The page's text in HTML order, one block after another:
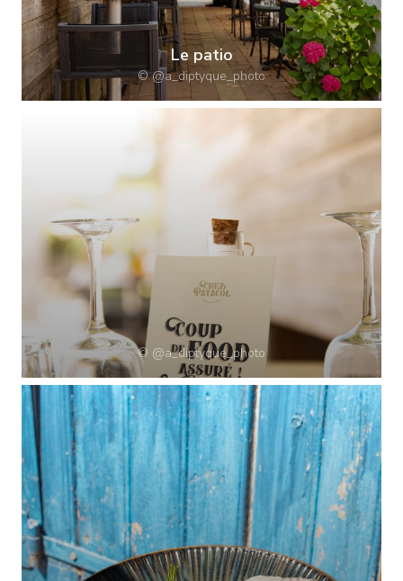
Le patio
© @a_diptyque_photo
© @a_diptyque_photo